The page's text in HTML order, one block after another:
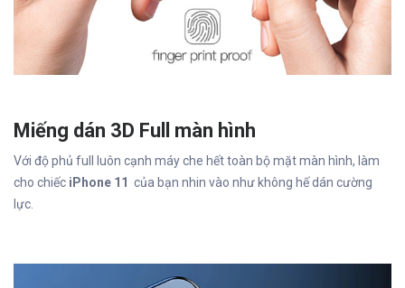
Miếng dán 3D Full màn hình
Với độ phủ full luôn cạnh máy che hết toàn bộ mặt màn hình, làm
cho chiếc iPhone 11 của bạn nhin vào như không hế dán cường
lực.